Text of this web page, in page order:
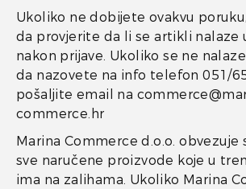
Ukoliko ne dobijete ovakvu
da provjerite da li se artikli nalaze
nakon prijave. Ukoliko se ne
da nazovete na info telefon 051/
pošaljite email na
commerce.hr
Marina Commerce d.o.o. obvezuje
sve naručene proizvode koje u
ima na zalihama. Ukoliko Marina